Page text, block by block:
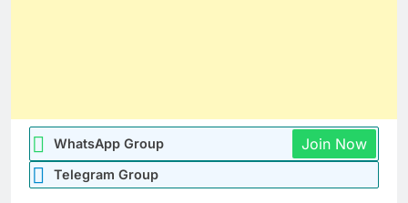
WhatsApp Group Join Now
Telegram Group